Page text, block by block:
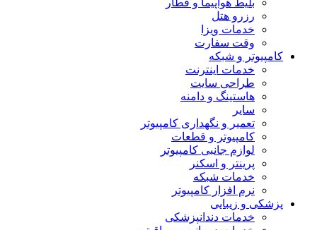
بلیط هواپیما و قطار
رزرو هتل
خدمات ویزا
وقت سفارت
کامپیوتر و شبکه
خدمات اینترنت
طراحی سایت
هاستینگ و دامنه
سایر
تعمیر و نگهداری کامپیوتر
کامپیوتر و قطعات
لوازم جانبی کامپیوتر
پرینتر و اسکنر
خدمات شبکه
نرم افزار کامپیوتر
پزشکی و زیبایی
خدمات دندانپزشکی